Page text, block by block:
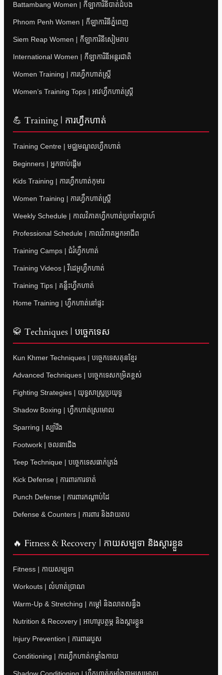
Battambang Women | កីឡាការិនីបាត់ដំបង
Phnom Penh Women | កីឡាការិនីភ្នំពេញ
Siem Reap Women | កីឡាការិនីសៀមរាប
International Women | កីឡាការិនីអន្តរជាតិ
Women Training | ការហ្វឹកហាត់ស្ត្រី
Women’s Training Tops | អាវហ្វឹកហាត់ស្ត្រី
💪 Training | ការហ្វឹកហាត់
Training Centre | មជ្ឈមណ្ឌលហ្វឹកហាត់
Beginners | អ្នកចាប់ផ្តើម
Kids Training | ការហ្វឹកហាត់កុមារ
Women Training | ការហ្វឹកហាត់ស្ត្រី
Weekly Schedule | កាលវិភាគហ្វឹកហាត់ប្រចាំសប្តាហ៍
Professional Schedule | កាលវិភាគអ្នកអាជីព
Training Camps | ជំរំហ្វឹកហាត់
Training Videos | វីដេអូហ្វឹកហាត់
Training Tips | គន្លឹះហ្វឹកហាត់
Home Training | ហ្វឹកហាត់នៅផ្ទះ
🥋 Techniques | បច្ចេកទេស
Kun Khmer Techniques | បច្ចេកទេសគុនខ្មែរ
Advanced Techniques | បច្ចេកទេសកម្រិតខ្ពស់
Fighting Strategies | យុទ្ធសាស្ត្រប្រយុទ្ធ
Shadow Boxing | ហ្វឹកហាត់ស្រមោល
Sparring | ស្ប៉ារីង
Footwork | ចលនាជើង
Teep Technique | បច្ចេកទេសធាក់ត្រង់
Kick Defense | ការពារការទាត់
Punch Defense | ការពារកណ្តាប់ដៃ
Defense & Counters | ការពារ និងវាយតប
🔥 Fitness & Recovery | កាយសម្បទា និងស្តារខ្លួន
Fitness | កាយសម្បទា
Workouts | លំហាត់ប្រាណ
Warm-Up & Stretching | កម្តៅ និងលាតសន្ធឹង
Nutrition & Recovery | អាហារូបត្ថម្ភ និងស្តារខ្លួន
Injury Prevention | ការពាររបួស
Conditioning | ការហ្វឹកហាត់កម្លាំងកាយ